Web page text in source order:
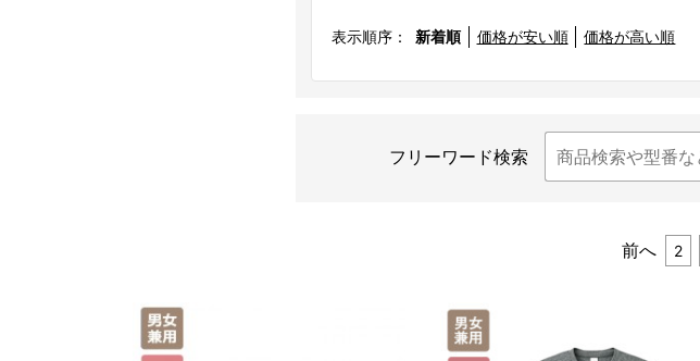
表示順序： 新着順 価格が安い順 価格が高い順
フリーワード検索
前へ 2